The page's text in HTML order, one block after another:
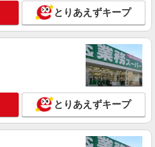
センター/KT6001176306
般事務/データ入力
円 ★交通費規定に基づき交通費支
千代田区（東京メトロ銀座線虎ノ門駅）
詳細を見る
とりあえずキープ
とりあえずキープ